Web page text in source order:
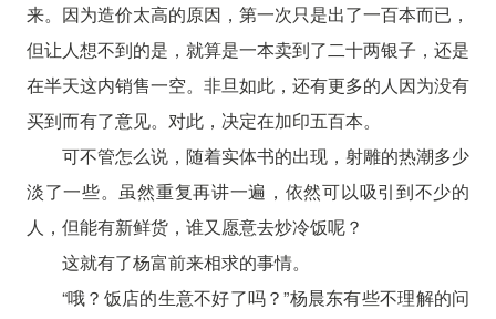
来。因为造价太高的原因，第一次只是出了一百本而已，
但让人想不到的是，就算是一本卖到了二十两银子，还是
在半天这内销售一空。非旦如此，还有更多的人因为没有
买到而有了意见。对此，决定在加印五百本。
可不管怎么说，随着实体书的出现，射雕的热潮多少
淡了一些。虽然重复再讲一遍，依然可以吸引到不少的
人，但能有新鲜货，谁又愿意去炒冷饭呢？
这就有了杨富前来相求的事情。
“哦？饭店的生意不好了吗？”杨晨东有些不理解的问